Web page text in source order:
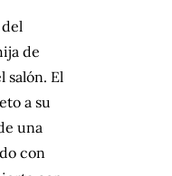
de
salón. El
a su
una
con